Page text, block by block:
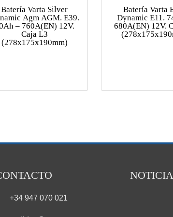
Batería Varta Silver
Agm AGM. E39.
– 760A(EN) 12V.
Caja L3
(278x175x190mm)
Batería Varta
Dynamic E11.
680A(EN) 12V.
+34 947 070 021